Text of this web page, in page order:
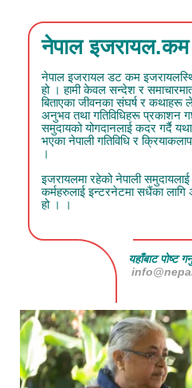
नेपाल इजरायल.कम
नेपाल इजरायल डट कम
हो । हामी केवल सन्देश र
बिताएका जीवनका संघर्ष र कथाहरू
अनुभव तथा गतिविधिहरू प्रकाशन
समुदायको योगदानलाई कदर गर्दै
भएका नेपाली गतिविधि र
।
इजरायलमा रहेको नेपाली
कर्महरुलाई इन्टरनेटमा सधैंका लागि
हो । ।
यहाँबाट पोष्ट